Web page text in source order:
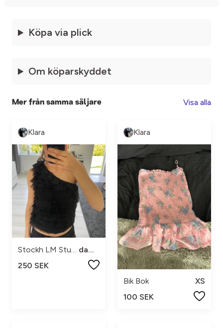
Köpa via plick
Om köparskyddet
Mer från samma säljare Visa alla
Klara
Stockh LM Studio
dam s
250 SEK
Klara
Bik Bok
XS
100 SEK